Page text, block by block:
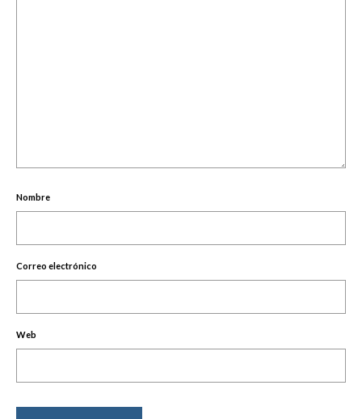
Nombre
Correo electrónico
Web